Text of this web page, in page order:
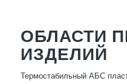
ОБЛАСТИ
ИЗДЕЛИЙ
Термостабильный АБС